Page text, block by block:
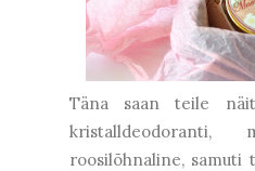
Täna saan teile
roosilõhnaline, samuti